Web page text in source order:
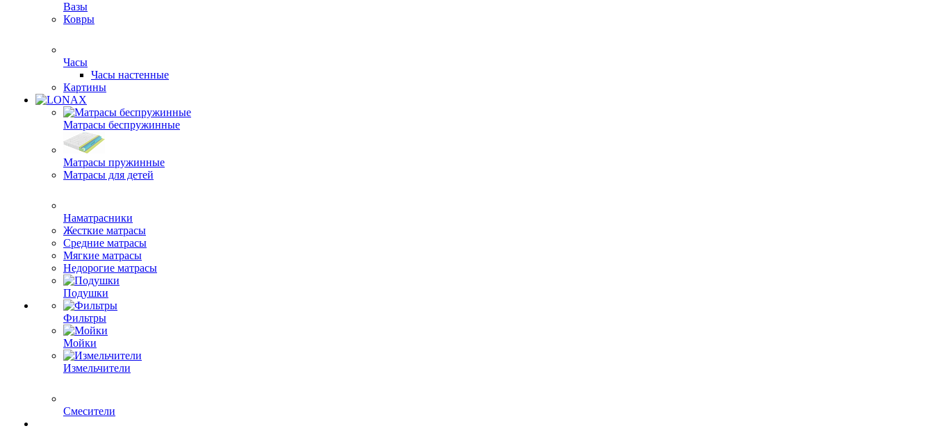
Вазы
Ковры
Часы
Часы настенные
Картины
Матрасы беспружинные
Матрасы пружинные
Матрасы для детей
Наматрасники
Жесткие матрасы
Средние матрасы
Мягкие матрасы
Недорогие матрасы
Подушки
Фильтры
Мойки
Измельчители
Смесители